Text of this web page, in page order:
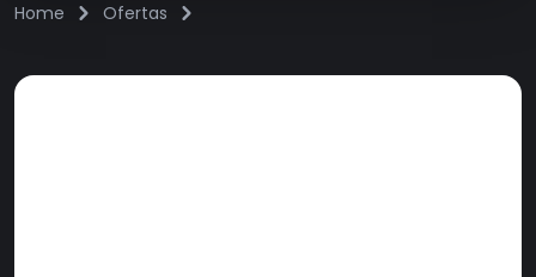
Home Ofertas